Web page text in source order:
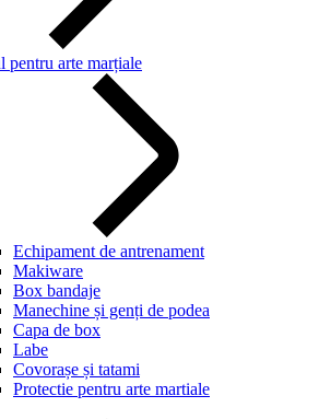
pentru arte marțiale
Echipament de antrenament
Makiware
Box bandaje
Manechine și genți de podea
Capa de box
Labe
Covorașe și tatami
Protectie pentru arte martiale